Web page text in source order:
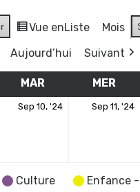
Vue enListe Mois
Aujourd’hui Suivant
MARMARDI MER
Sep 10, '24 Sep 11, '24
Culture Enfance